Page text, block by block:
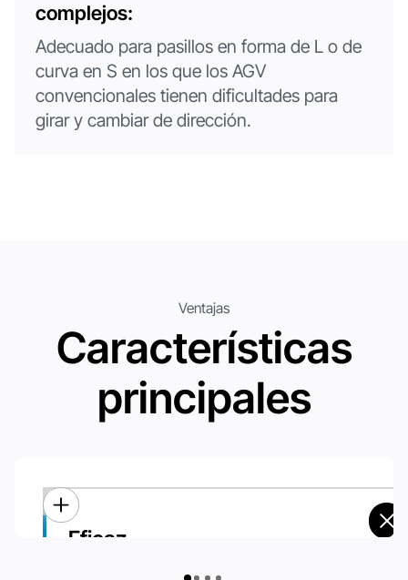
complejos:
Adecuado para pasillos en forma de L o de
curva en S en los que los AGV
convencionales tienen dificultades para
girar y cambiar de dirección.
Ventajas
Características
principales
Eficaz
Operación no tripulada 24/7:
Eficaz